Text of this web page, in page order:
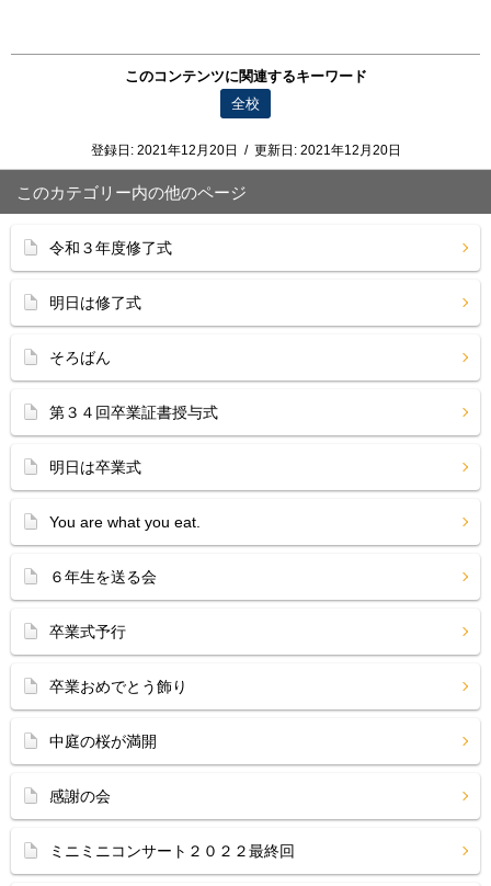
このコンテンツに関連するキーワード
全校
登録日: 2021年12月20日 / 更新日: 2021年12月20日
このカテゴリー内の他のページ
令和３年度修了式
明日は修了式
そろばん
第３４回卒業証書授与式
明日は卒業式
You are what you eat.
６年生を送る会
卒業式予行
卒業おめでとう飾り
中庭の桜が満開
感謝の会
ミニミニコンサート２０２２最終回